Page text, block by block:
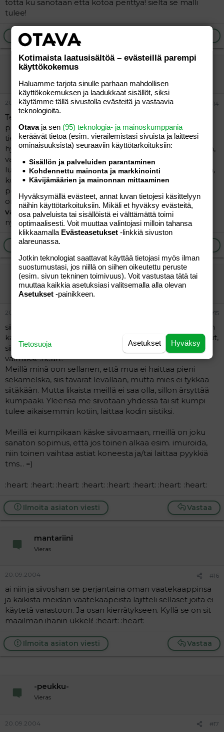
totta ku sanotaan että kotoa perittyä! sieltä se malli
tulee!
Ilmoita asiaton viesti
kepponen
20.09.2004 #14
Tekee. Mutta muistaa kyllä luetella äidilleen
puhelimessa mitä kaikkeahänon tehnyt. Niistä ei
tietystikään mainita mitään mitä minä teen. Kaikista
hyvistä alotteista hän ottaa mielellään kunnian itselleen,
vaikka ne olisivatkin minun ideoitani. Anoppi
luonnollisesti muistaa aina miten miehelläni on rankkaa,
kun hän tekeeniin paljonmyös kotitöitä. Hänen
poikansa kun on
on saanut puolisokseen tällaisen vaimon, jota nyton
vaan kestettävä. Kysympä vaan, että onko se
nykypäivänäniin ihan pakko olla niin marttyyriettä...???
Ilmoita asiaton viesti
mantariini
Vieras
20.09.2004 #15
siivoaa, just torstaina viimeksi kun mies oli sairaan lapsen
kanssa kotona, oli pessyt pyykkiä, imuroinut ja luutunnut,
siivonnu kaikki rojut paikoilleen ja käynyt kaupassa
valmiiksi. :heart:
Meillä minä oon sellanen, että mua ei haittaa pieni
sekamelska, siis tavarat levällään, mutta mies ei tykkää
siitäkään. Mutta likaista meillä ei saa olla, sillon ärsyttää
kumpaaki. Yleensä me siivotaan yhdessä tai sit kumpi
tulee aikaisemmin kotiin, laittaa kodin siistiksi.
Meillä ei kumpikaan käske siivoamaan, meillä on joku
sanaton sopimus, että jos toinen alkaa esim. imuroida,
niin toinen vaihtaa astiat koneesta ja/tai laittaa pyykkiä
tms... =)
:heart: :heart: :heart: :heart: :heart: :heart: :heart: :heart:
Vastaa
Ilmoita asiaton viesti
mantariini
Vieras
20.09.2004 #16
ai niin ja siivoshan se perjantaina oman vaatekaappinsa
ja kaikista meidän vaatekaapeista lajitteli sellaset joita ei
käytetä varastoon. Ja osan kierrätykseen. Kyllä se on sit
maailman ihanin ukkeli! :heart: :heart:
Vastaa
Ilmoita asiaton viesti
-peukku-
Vieras
20.09.2004 #17
Kotimaista laatusisältöä – evästeillä parempi
käyttökokemus
Haluamme tarjota sinulle parhaan mahdollisen
käyttökokemuksen ja laadukkaat sisällöt, siksi
käytämme tällä sivustolla evästeitä ja vastaavia
teknologioita.
Otavaja sen (95) teknologia- ja mainoskumppania
keräävät tietoa (esim. vierailemis­tasi sivuista ja laitteesi
ominaisuuk­sista) seuraaviin käyttötarkoituksiin:
Sisällön ja palveluiden parantaminen
Kohdennettu mainonta ja markkinointi
Kävijämäärien ja mainonnan mittaaminen
Hyväksymällä evästeet, annat luvan tietojesi käsittelyyn
näihin käyttötarkoituksiin. Mikäli et hyväksy evästeitä,
osa palveluista tai sisällöistä ei välttämättä toimi
optimaalisesti. Voit muuttaa valintojasi milloin tahansa
klikkaamalla Evästeasetukset -linkkiä sivuston
alareunassa.
Jotkin teknologiat saattavat käyttää tietojasi myös ilman
suostumustasi, jos niillä on siihen oikeutettu peruste
(esim. sivun tekninen toimivuus). Voit vastustaa tätä tai
muuttaa kaikkia asetuksiasi valitsemalla alla olevan
Asetukset -painikkeen.
Hyväksy
Asetukset
Tietosuoja